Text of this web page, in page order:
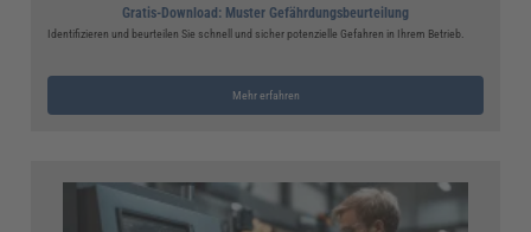
Gratis-Download: Muster Gefährdungsbeurteilung
Identifizieren und beurteilen Sie schnell und sicher potenzielle Gefahren in Ihrem Betrieb.
Mehr erfahren